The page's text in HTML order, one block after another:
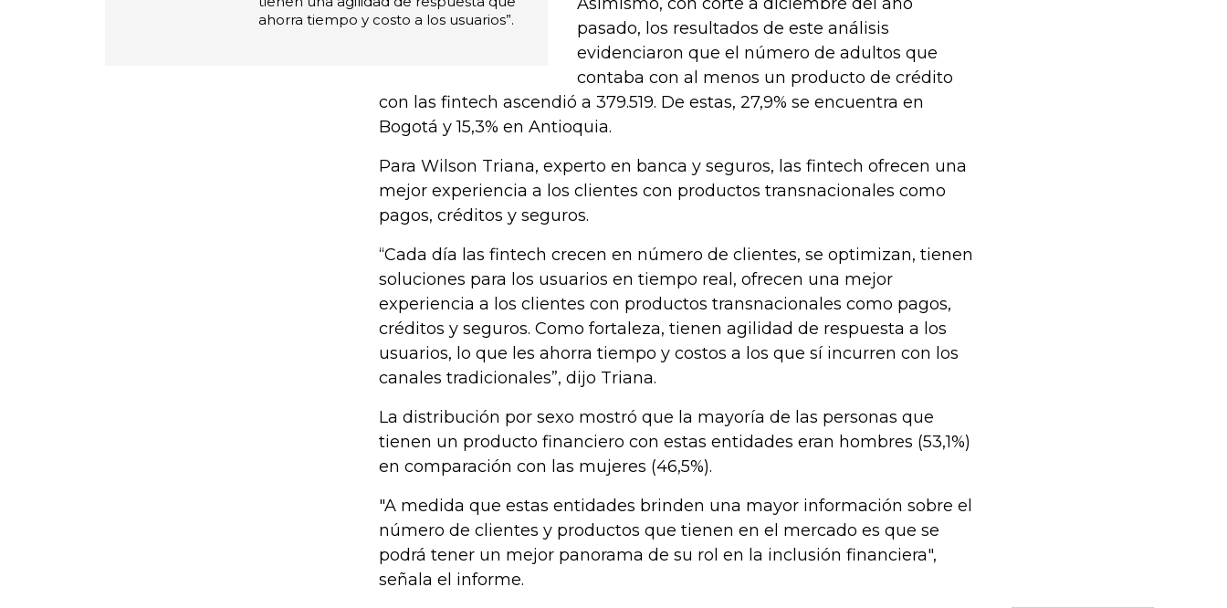
ahorra tiempo y costo a los usuarios”.
pasado, los resultados de este análisis
evidenciaron que el número de adultos que
contaba con al menos un producto de crédito
con las fintech ascendió a 379.519. De estas, 27,9% se encuentra en
Bogotá y 15,3% en Antioquia.
Para Wilson Triana, experto en banca y seguros, las fintech ofrecen una
mejor experiencia a los clientes con productos transnacionales como
pagos, créditos y seguros.
“Cada día las fintech crecen en número de clientes, se optimizan, tienen
soluciones para los usuarios en tiempo real, ofrecen una mejor
experiencia a los clientes con productos transnacionales como pagos,
créditos y seguros. Como fortaleza, tienen agilidad de respuesta a los
usuarios, lo que les ahorra tiempo y costos a los que sí incurren con los
canales tradicionales”, dijo Triana.
La distribución por sexo mostró que la mayoría de las personas que
tienen un producto financiero con estas entidades eran hombres (53,1%)
en comparación con las mujeres (46,5%).
"A medida que estas entidades brinden una mayor información sobre el
número de clientes y productos que tienen en el mercado es que se
podrá tener un mejor panorama de su rol en la inclusión financiera",
señala el informe.